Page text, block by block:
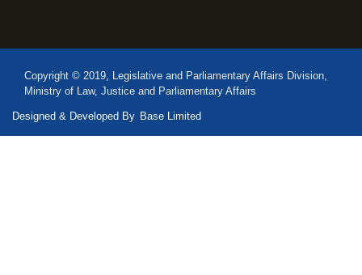
Copyright © 2019, Legislative and Parliamentary Affairs Division,
Ministry of Law, Justice and Parliamentary Affairs
Designed & Developed By Base Limited